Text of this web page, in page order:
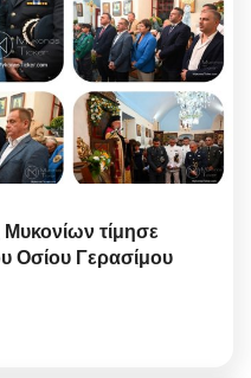
τίμησε
Οσίου Γερασίμου